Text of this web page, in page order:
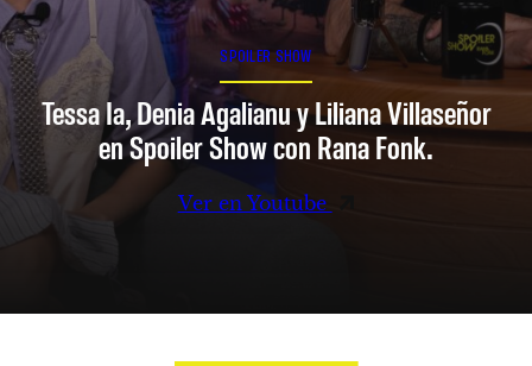
SPOILER SHOW
Tessa Ia, Denia Agalianu y Liliana Villaseñor
en Spoiler Show con Rana Fonk.
Ver en Youtube